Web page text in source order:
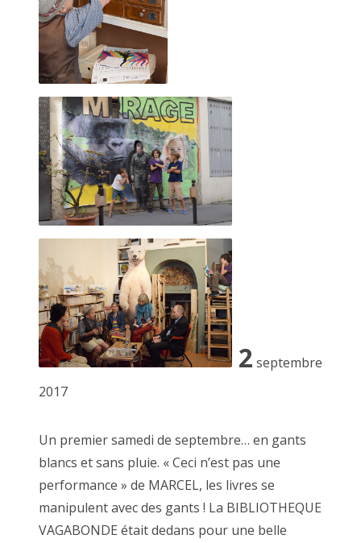
2 septembre
2017
Un premier samedi de septembre… en gants
blancs et sans pluie. « Ceci n’est pas une
performance » de MARCEL, les livres se
manipulent avec des gants ! La BIBLIOTHEQUE
VAGABONDE était dedans pour une belle
Passage josset… le 8 octobre 2022
Mural libre juin 2020